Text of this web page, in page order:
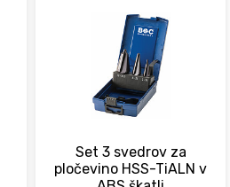
Set 3 svedrov za
pločevino HSS-TiALN v